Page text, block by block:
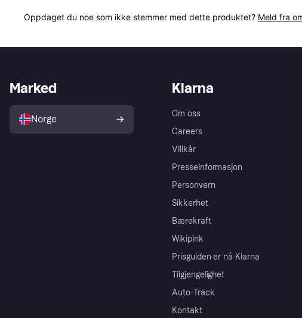
Oppdaget du noe som ikke stemmer med dette produktet? Meld fra
Klarna
Om oss
Careers
Villkår
Presseinformasjon
Personvern
Sikkerhet
Bærekraft
Wikipink
Prisguiden er nå Klarna
Tilgjengelighet
Auto-Track
Kontakt
Marked
Norge